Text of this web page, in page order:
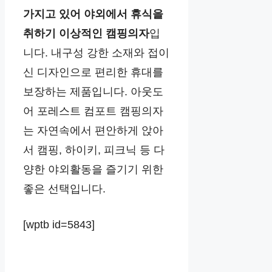
가지고 있어 야외에서 휴식을
취하기 이상적인 캠핑의자입
니다. 내구성 강한 소재와 접이
신 디자인으로 편리한 휴대를
보장하는 제품입니다. 아웃도
어 포레스트 컴포트 캠핑의자
는 자연속에서 편안하게 앉아
서 캠핑, 하이키, 피크닉 등 다
양한 야외활동을 즐기기 위한
좋은 선택입니다.
[wptb id=5843]